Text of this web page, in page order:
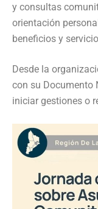
y consultas
orientación
beneficios y
Desde la
con su Documento
iniciar gestiones o